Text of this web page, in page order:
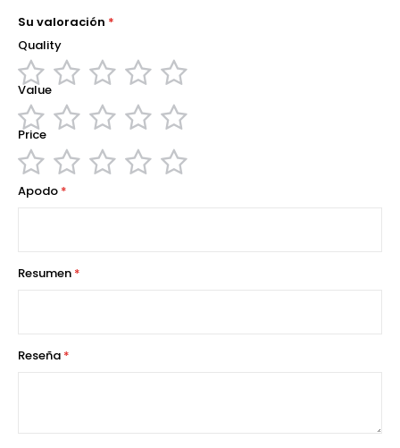
Su valoración
Quality
1
star
2
stars
3
stars
4
stars
5
stars
Value
1
star
2
stars
3
stars
4
stars
5
stars
Price
12
3
4
5
Apodo
Resumen
Reseña